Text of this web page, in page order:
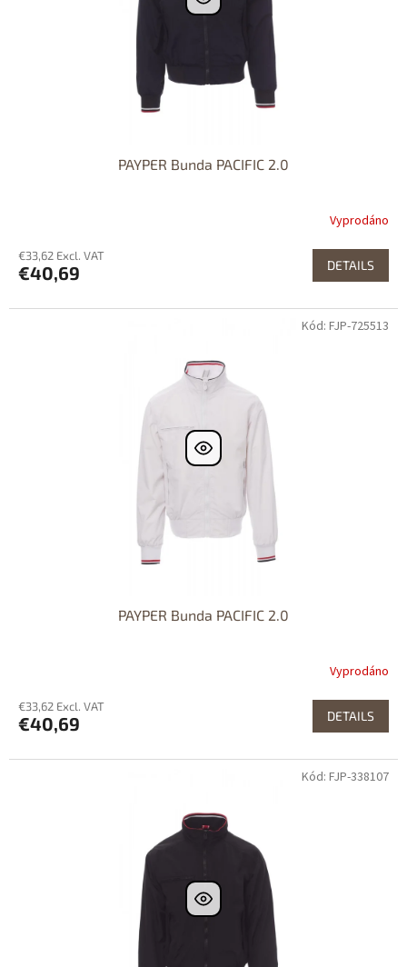
PAYPER Bunda PACIFIC 2.0
Vyprodáno
€33,62 Excl. VAT
€40,69 DETAILS
PAYPER Bunda PACIFIC 2.0
Vyprodáno
€33,62 Excl. VAT
€40,69 DETAILS
Kód: FJP-725513
Kód: FJP-338107